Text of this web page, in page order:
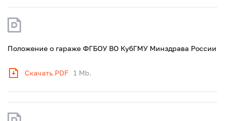
Положение о гараже ФГБОУ ВО КубГМУ Минздрава России
Скачать PDF 1 Mb.